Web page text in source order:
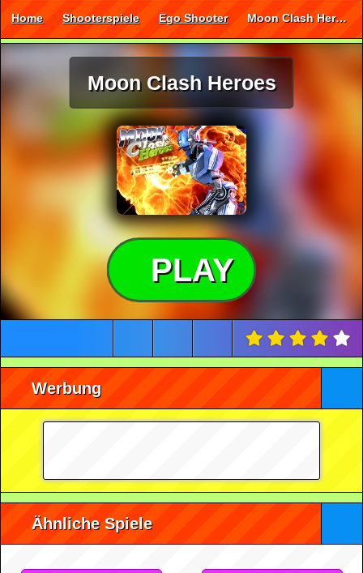
Home Shooterspiele Ego Shooter Moon Clash Heroes
Moon Clash Heroes
PLAY
Werbung
Ähnliche Spiele